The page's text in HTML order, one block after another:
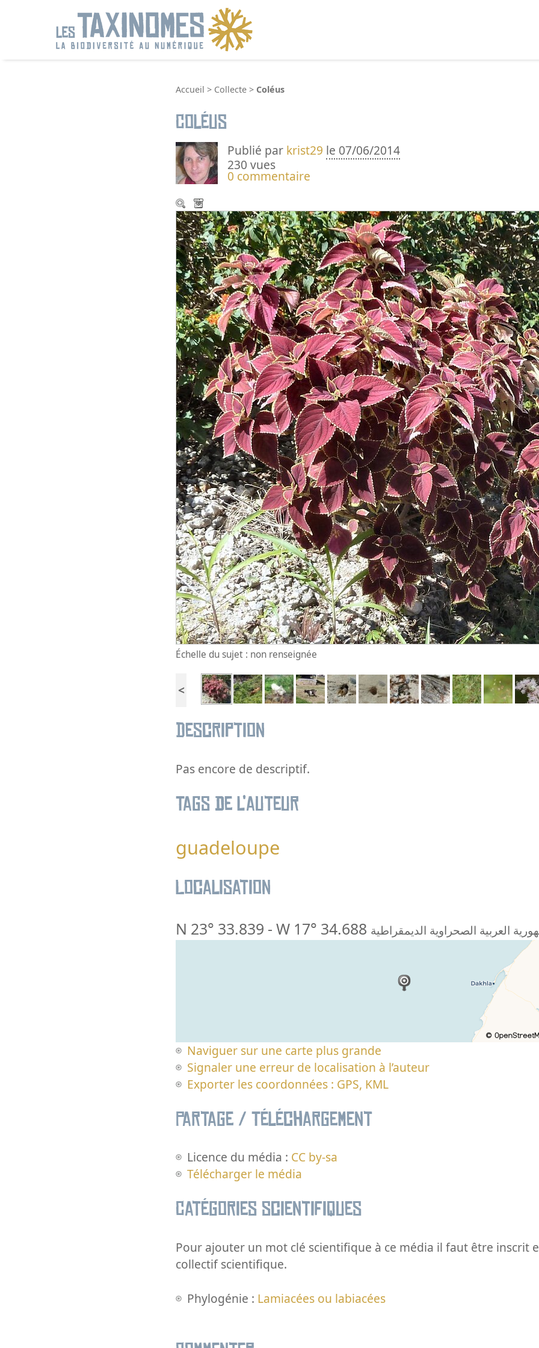
Accueil > Collecte > Coléus
Coléus
Publié par krist29 le 07/06/2014
230 vues
0 commentaire
Échelle du sujet : non renseignée
<
Description
Pas encore de descriptif.
Tags de l’auteur
guadeloupe
Localisation
N 23° 33.839 - W 17° 34.688 العربية الصحراوية الديمقراطية
Naviguer sur une carte plus grande
Signaler une erreur de localisation à l’auteur
Exporter les coordonnées : GPS, KML
Partage / Téléchargement
Licence du média : CC by-sa
Télécharger le média
Catégories scientifiques
Pour ajouter un mot clé scientifique à ce média il faut être inscrit
collectif scientifique.
Phylogénie : Lamiacées ou labiacées